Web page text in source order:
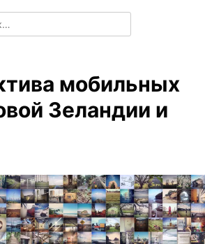
мобильных
Зеландии и